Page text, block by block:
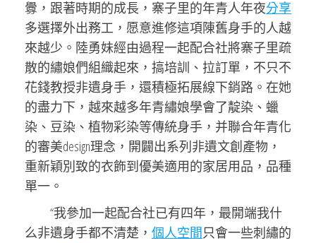
釁，跟著時期的成長，寨子里的年青人年夜分享
多選擇外出務工，愿意進修這項陳舊身手的人越
來越少。陸勇妹經由過程一起配合社將寨子里疏
散的繡娘們組織起來，搞培訓、拉訂單，不只不
花錢教授非遺身手，還積極拓展線下銷路。在她
的盡力下，越來越多年青繡娘學會了靛染、蠟
染、豆染、植物彩染等傳統身手，并聯合年青化
的審美design理念，開闢出系列非遺文創產物，
重新穎別致的衣飾到優美適用的家居用品，品種
單一。
“我參加一起配合社已有四年，最開端我什
么非遺身手都不清楚， 個人空間只會一些刺繡的